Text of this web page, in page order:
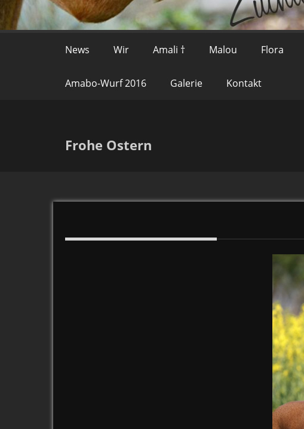
News Wir Amali † Malou Flora
Amabo-Wurf 2016 Galerie Kontakt
Frohe Ostern